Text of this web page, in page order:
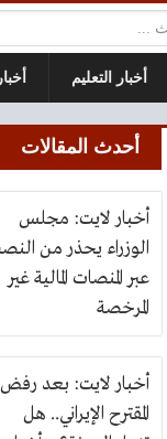
أخبار التعليم
أحدث المقالات
أخبار لايت: مجلس
الوزراء يحذر من
عبر المنصات المالية غير
المرخصة
أخبار لايت: بعد رفض
المقترح الإيراني.. هل